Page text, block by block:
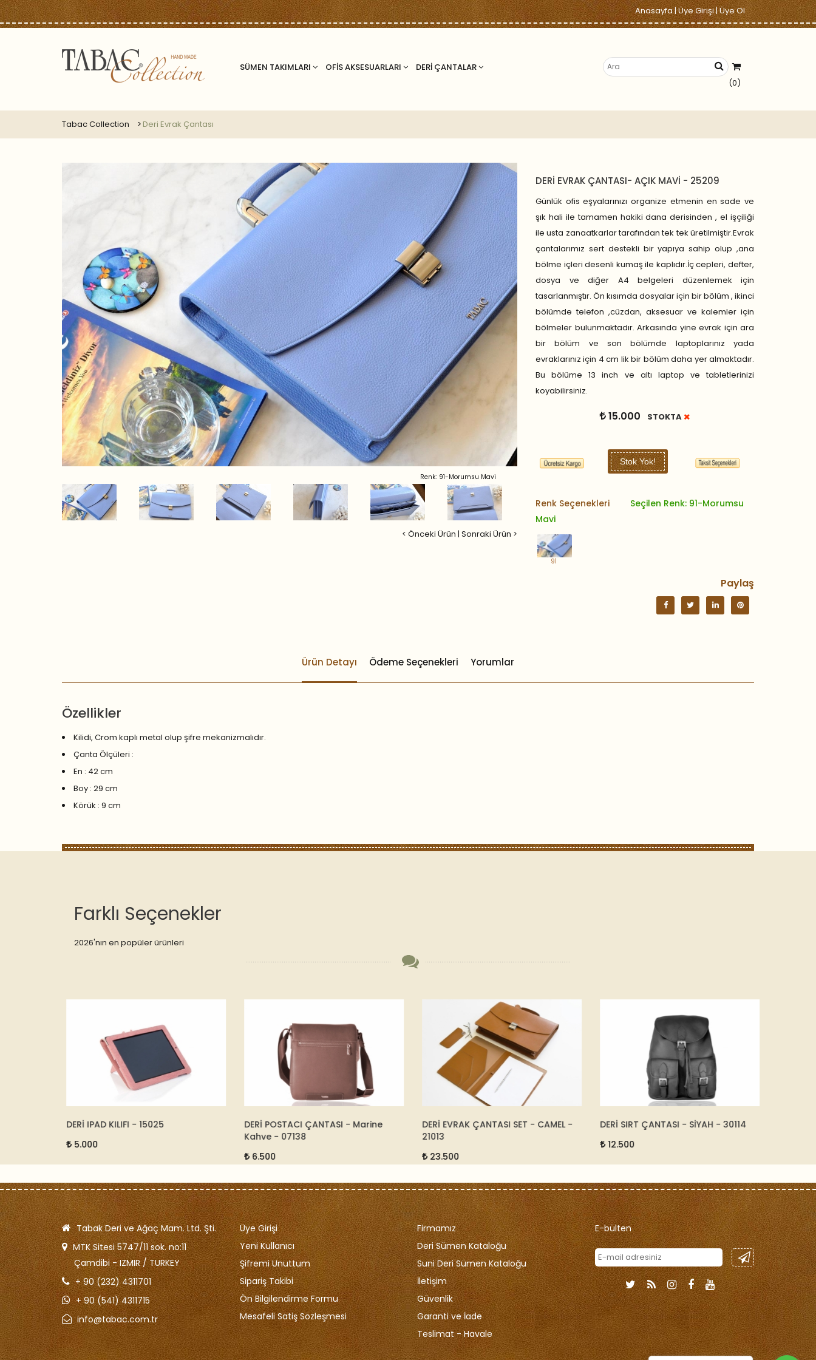
Anasayfa|Üye Girişi|Üye Ol
SÜMEN TAKIMLARI OFİS AKSESUARLARI
DERİ ÇANTALAR
(0)
Tabac Collection Deri Evrak Çantası
Renk: 91-Morumsu Mavi
< Önceki Ürün | Sonraki Ürün >
DERİ EVRAK ÇANTASI- AÇIK MAVİ - 25209
Günlük ofis eşyalarınızı organize etmenin en sade ve
şık hali ile tamamen hakiki dana derisinden , el işçiliği
ile usta zanaatkarlar tarafından tek tek üretilmiştir.Evrak
çantalarımız sert destekli bir yapıya sahip olup ,ana
bölme içleri desenli kumaş ile kaplıdır.İç cepleri, defter,
dosya ve diğer A4 belgeleri düzenlemek için
tasarlanmıştır. Ön kısımda dosyalar için bir bölüm , ikinci
bölümde telefon ,cüzdan, aksesuar ve kalemler için
bölmeler bulunmaktadır. Arkasında yine evrak için ara
bir bölüm ve son bölümde laptoplarınız yada
evraklarınız için 4 cm lik bir bölüm daha yer almaktadır.
Bu bölüme 13 inch ve altı laptop ve tabletlerinizi
koyabilirsiniz.
15.000 STOKTA
Stok Yok!
Renk Seçenekleri
Seçilen Renk: 91-Morumsu
Mavi
91
Paylaş
Ürün Detayı Ödeme Seçenekleri Yorumlar
Özellikler
Kilidi, Crom kaplı metal olup şifre mekanizmalıdır.
Çanta Ölçüleri :
En : 42 cm
Boy : 29 cm
Körük : 9 cm
Farklı Seçenekler
2026'nın en popüler ürünleri
DERİ IPAD KILIFI - 15025
5.000
DERİ POSTACI ÇANTASI - Marine
Kahve - 07138
6.500
DERİ EVRAK ÇANTASI SET - CAMEL -
21013
23.500
DERİ SIRT ÇANTASI - SİYAH - 30114
12.500
Tabak Deri ve Ağaç Mam. Ltd. Şti.
MTK Sitesi 5747/11 sok. no:11
Çamdibi - IZMIR / TURKEY
+ 90 (232) 4311701
+ 90 (541) 4311715
info@tabac.com.tr
Üye Girişi
Yeni Kullanıcı
Şifremi Unuttum
Sipariş Takibi
Ön Bilgilendirme Formu
Mesafeli Satiş Sözleşmesi
Firmamız
Deri Sümen Kataloğu
Suni Deri Sümen Kataloğu
İletişim
Güvenlik
Garanti ve İade
Teslimat - Havale
E-bülten